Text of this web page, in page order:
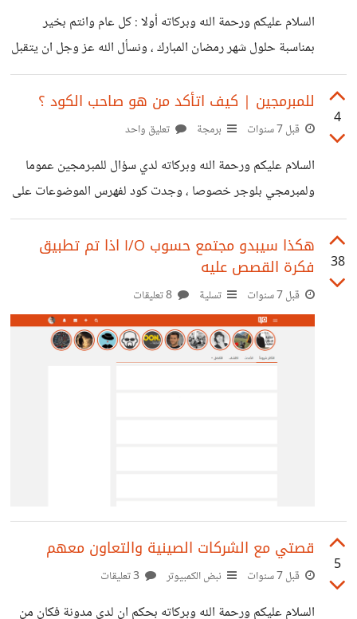
وهذا كي يميز المستخدمون بكل سهولة التعليقات والردود
الخاصة بصاحب الموضوع
السلام عليكم ورحمة الله وبركاته أولا : كل عام وانتم بخير
بمناسبة حلول شهر رمضان المبارك ، ونسأل الله عز وجل ان يتقبل
منا ومنكم صالح الأعمال ثانيا : ابحث عن بديل لموقع
https://feedburner.google.com ويكون متوفر فيه
يدعم بلوجر
4
للمبرمجين | كيف اتأكد من هو صاحب الكود ؟
قبل 7 سنوات برمجة تعليق واحد
السلام عليكم ورحمة الله وبركاته لدي سؤال للمبرمجين عموما
ولمبرمجي بلوجر خصوصا ، وجدت كود لفهرس الموضوعات على
احدي المدونات واعجبني واريد استخدامه ، خصوصا انه مناسب
ومتناسق مع مدونتي وبه خصائص كنت ابحث عنها فكيف اتأكد
اذا كان هو صاحب الكود ام لا ، فانا لا اريد ان احل لنفسي مجهود
غيري قمت بعمل بحث بجوجل ولكن لم اصل لشئ يريحني
مشكورين مقدماً
38
هكذا سيبدو مجتمع حسوب I/O اذا تم تطبيق
فكرة القصص عليه
قبل 7 سنوات تسلية
5
قصتي مع الشركات الصينية والتعاون معهم
قبل 7 سنوات نبض الكمبيوتر
السلام عليكم ورحمة الله وبركاته بحكم ان لدي مدونة فكان من